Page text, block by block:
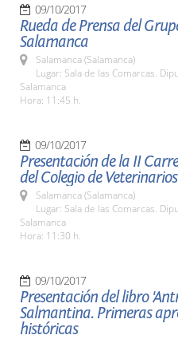
09/10/2017
Rueda de Prensa del
Salamanca
Salamanca (Salamanca)
Lugar: Sala de las Comarcas.
Salamanca
Hora: 11:45 h.
09/10/2017
Presentación de la II
del Colegio de Veterinarios
Salamanca (Salamanca)
Lugar: Sala de las Comarcas.
Salamanca
Hora: 11:30 h.
09/10/2017
Presentación del libro
Salmantina. Primeras
históricas